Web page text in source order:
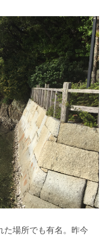
場所でも有名。昨今